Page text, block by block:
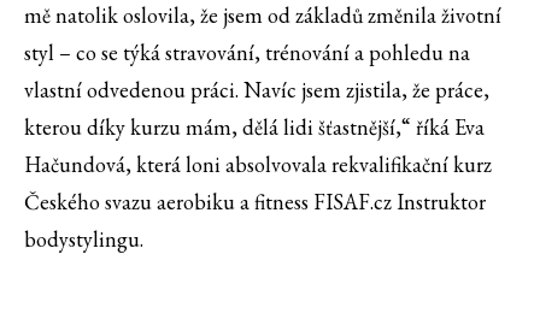
mě natolik oslovila, že jsem od základů změnila životní
styl – co se týká stravování, trénování a pohledu na
vlastní odvedenou práci. Navíc jsem zjistila, že práce,
kterou díky kurzu mám, dělá lidi šťastnější,“ říká Eva
Hačundová, která loni absolvovala rekvalifikační kurz
Českého svazu aerobiku a fitness FISAF.cz Instruktor
bodystylingu.